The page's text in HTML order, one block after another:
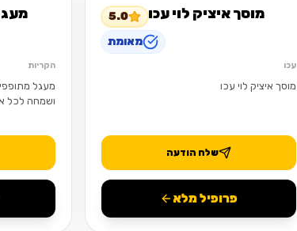
מוסך איציק לוי עכו
5.0
מאומת
עכו
מוסך איציק לוי עכו
שלח הודעה
פרופיל מלא
הקריות
מעגל
ושמחה לכל